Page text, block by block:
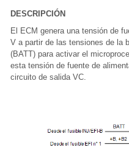
DESCRIPCIÓN
El ECM genera una tensión de
V a partir de las tensiones de la
(BATT) para activar el
esta tensión de fuente de
circuito de salida VC.